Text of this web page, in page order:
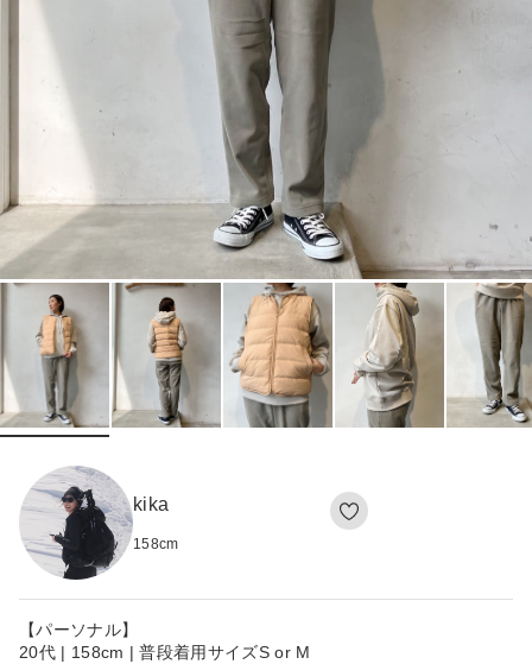
kika
158cm
【パーソナル】
20代 | 158cm | 普段着用サイズS or M